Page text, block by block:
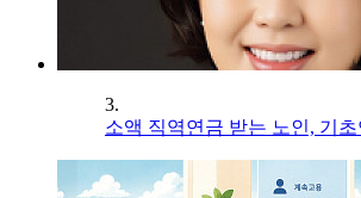
3.
소액 직역연금 받는 노인, 기